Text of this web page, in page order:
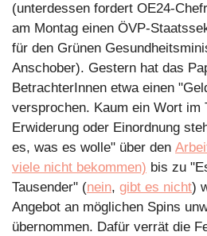
(unterdessen fordert OE24-
am Montag einen ÖVP-
für den Grünen
Anschober). Gestern hat das
BetrachterInnen etwa einen
versprochen. Kaum ein Wort im
Erwiderung oder Einordnung
es, was es wolle" über den
viele nicht bekommen) bis zu
Tausender" (nein, gibt es nicht)
Angebot an möglichen Spins
übernommen. Dafür verrät die